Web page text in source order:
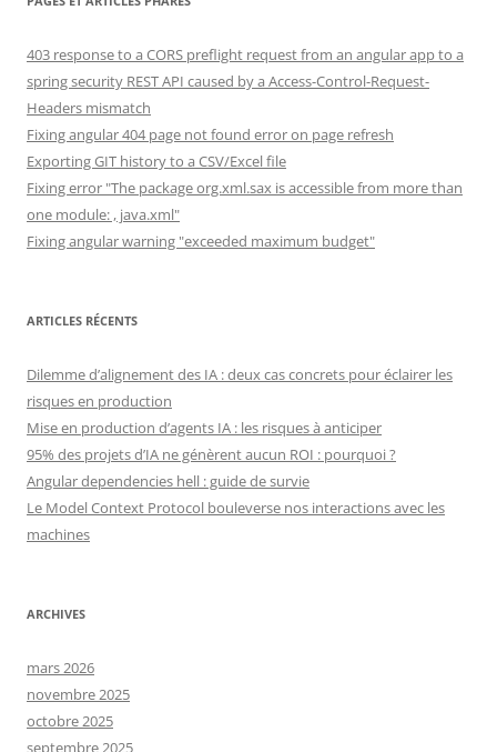
403 response to a CORS preflight request from an angular app to a
spring security REST API caused by a Access-Control-Request-
Headers mismatch
Fixing angular 404 page not found error on page refresh
Exporting GIT history to a CSV/Excel file
Fixing error "The package org.xml.sax is accessible from more than
one module: , java.xml"
Fixing angular warning "exceeded maximum budget"
ARTICLES RÉCENTS
Dilemme d’alignement des IA : deux cas concrets pour éclairer les
risques en production
Mise en production d’agents IA : les risques à anticiper
95% des projets d’IA ne génèrent aucun ROI : pourquoi ?
Angular dependencies hell : guide de survie
Le Model Context Protocol bouleverse nos interactions avec les
machines
ARCHIVES
mars 2026
novembre 2025
octobre 2025
septembre 2025